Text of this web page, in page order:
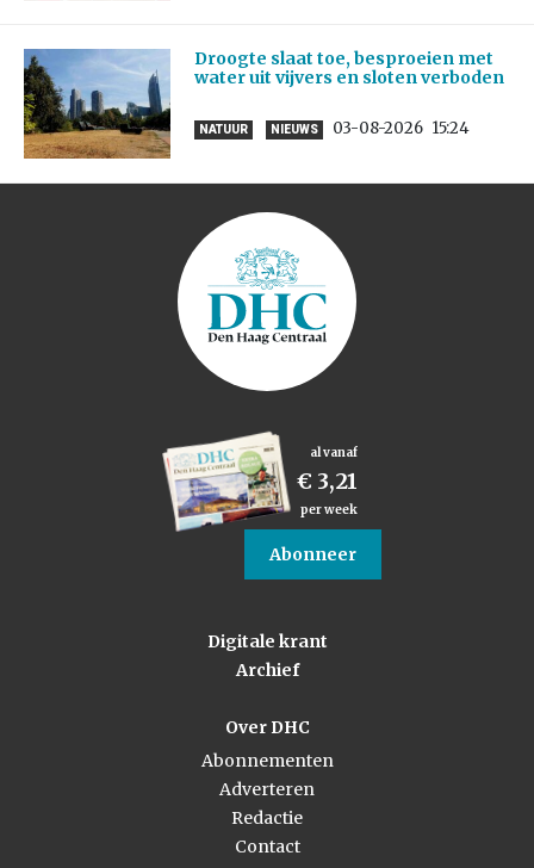
Droogte slaat toe, besproeien met
water uit vijvers en sloten verboden
NATUUR NIEUWS 03-08-2026 15:24
al vanaf
€ 3,21
per week
Abonneer
Digitale krant
Archief
Over DHC
Abonnementen
Adverteren
Redactie
Contact